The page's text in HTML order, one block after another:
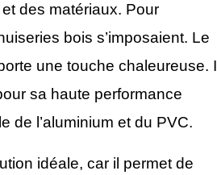
des matériaux. Pour
bois s’imposaient. Le
une touche chaleureuse. Il
sa haute performance
de l’aluminium et du PVC.
idéale, car il permet de